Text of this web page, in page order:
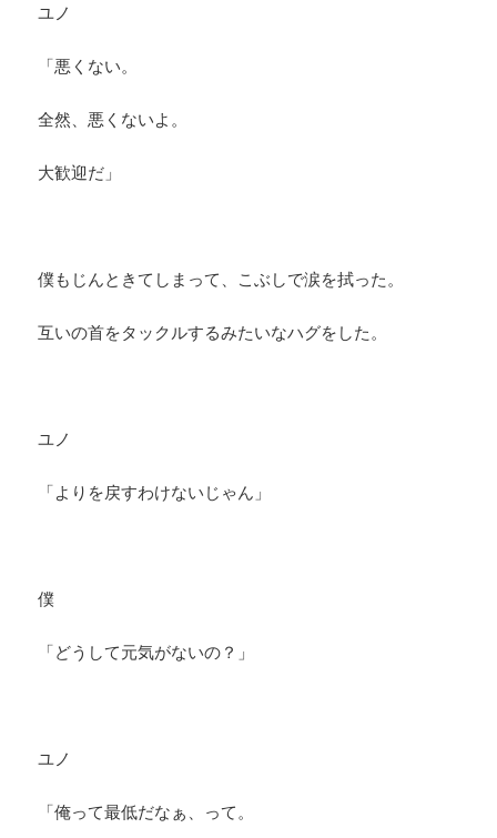
ユノ
「悪くない。
全然、悪くないよ。
大歓迎だ」
僕もじんときてしまって、こぶしで涙を拭った。
互いの首をタックルするみたいなハグをした。
ユノ
「よりを戻すわけないじゃん」
僕
「どうして元気がないの？」
ユノ
「俺って最低だなぁ、って。